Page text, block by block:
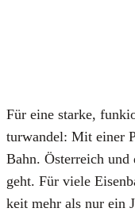
Für eine star­ke,
tur­wan­del: Mit einer
Bahn. Öster­reich und
geht. Für vie­le
keit mehr als nur ein